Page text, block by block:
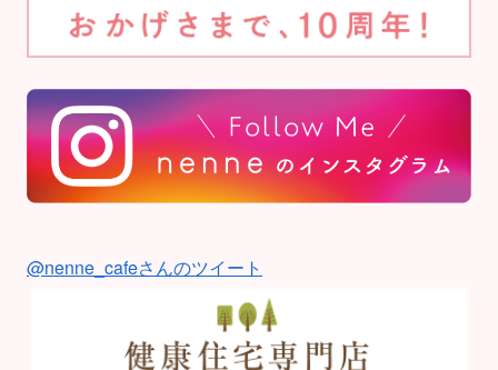
@nenne_cafeさんのツイート